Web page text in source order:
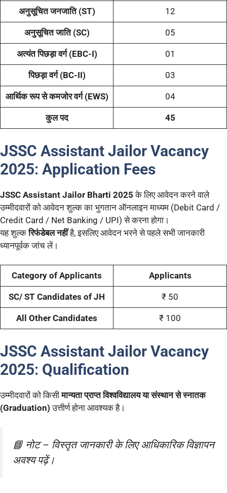
अनुसूचित जनजाति (ST) 12
अनुसूचित जाति (SC) 05
अत्यंत पिछड़ा वर्ग (EBC-I) 01
पिछड़ा वर्ग (BC-II) 03
आर्थिक रूप से कमजोर वर्ग (EWS) 04
कुल पद 45
JSSC Assistant Jailor Vacancy
2025: Application Fees
JSSC Assistant Jailor Bharti 2025 के लिए आवेदन करने वाले
उम्मीदवारों को आवेदन शुल्क का भुगतान ऑनलाइन माध्यम (Debit Card /
Credit Card / Net Banking / UPI) से करना होगा।
यह शुल्करिफंडेबल नहींहै, इसलिए आवेदन भरने से पहले सभी जानकारी
ध्यानपूर्वक जांच लें।
Category of Applicants Applicants
SC/ ST Candidates of JH ₹ 50
All Other Candidates ₹ 100
JSSC Assistant Jailor Vacancy
2025: Qualification
उम्मीदवारों को किसीमान्यता प्राप्त विश्वविद्यालय या संस्थान से स्नातक
(Graduation) उत्तीर्ण होना आवश्यक है।
📘 नोट – विस्तृत जानकारी के लिए आधिकारिक विज्ञापन
अवश्य पढ़ें।